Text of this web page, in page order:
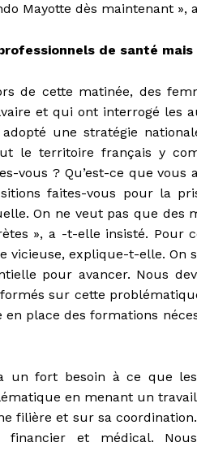
Mayotte dès maintenant »,
de santé
de cette matinée, des
et qui ont interrogé les
une stratégie
le territoire français y
vous ? Qu’est-ce que
faites-vous pour la
On ne veut pas que des
», a -t-elle insisté. Pour
vicieuse, explique-t-elle.
pour avancer. Nous
sur cette
en place des formations
un fort besoin à ce que les
en menant un travail
filière et sur sa coordination.
financier et médical. Nous